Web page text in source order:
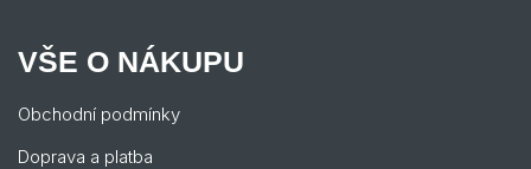
VŠE O NÁKUPU
Obchodní podmínky
Doprava a platba